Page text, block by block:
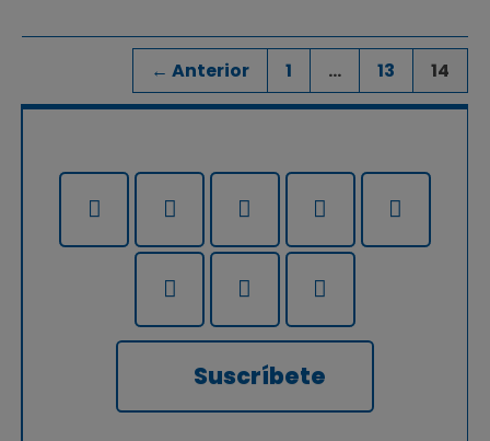
← Anterior 1 … 13 14
Suscríbete